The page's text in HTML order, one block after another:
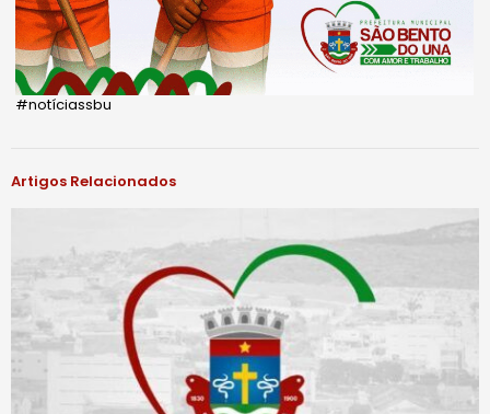
#notíciassbu
Artigos Relacionados